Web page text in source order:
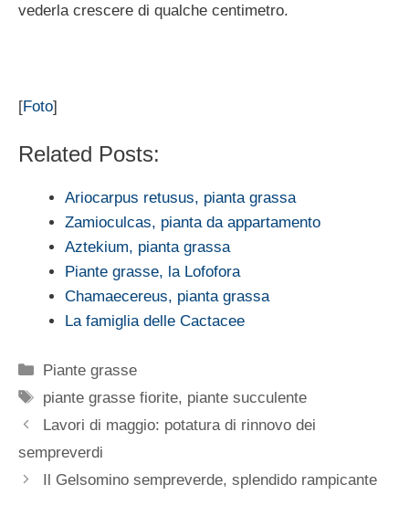
vederla crescere di qualche centimetro.
[Foto]
Related Posts:
Ariocarpus retusus, pianta grassa
Zamioculcas, pianta da appartamento
Aztekium, pianta grassa
Piante grasse, la Lofofora
Chamaecereus, pianta grassa
La famiglia delle Cactacee
Categorie
Piante grasse
Tag
piante grasse fiorite, piante succulente
Lavori di maggio: potatura di rinnovo dei
sempreverdi
Il Gelsomino sempreverde, splendido rampicante